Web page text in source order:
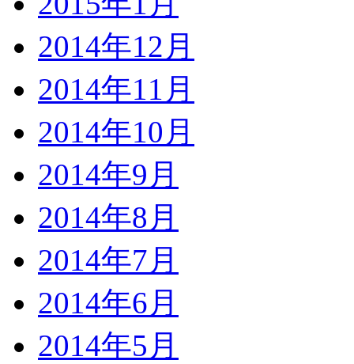
2014年12月
2014年11月
2014年10月
2014年9月
2014年8月
2014年7月
2014年6月
2014年5月